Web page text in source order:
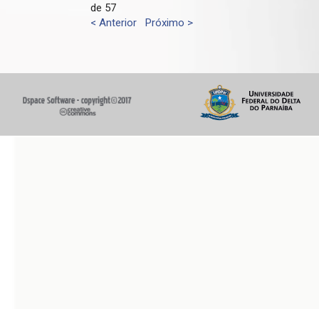
de 57
< Anterior
Próximo >